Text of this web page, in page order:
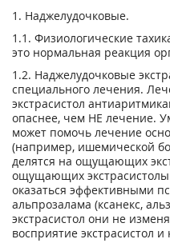
1. Наджелудочковые.
1.1. Физиологические
это нормальная реакция
1.2. Наджелудочковые
специального лечения.
экстрасистол
опаснее, чем НЕ лечение.
может помочь лечение
(например, ишемической
делятся на ощущающих
ощущающих
оказаться эффективными
альпрозалама (ксанекс,
экстрасистол они не
восприятие экстрасистол